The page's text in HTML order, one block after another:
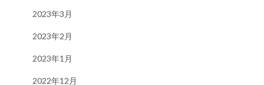
2023年3月
2023年2月
2023年1月
2022年12月